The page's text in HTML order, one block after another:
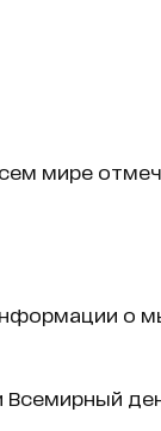
мире
о
Всемирный